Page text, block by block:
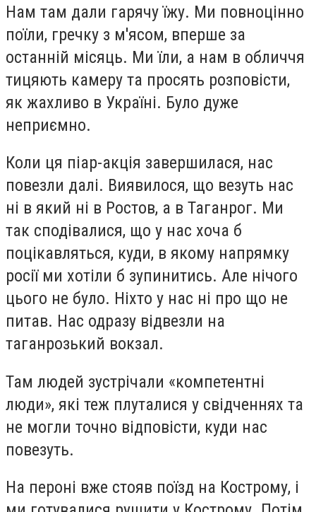
Нам там дали гарячу їжу. Ми повноцінно
поїли, гречку з м'ясом, вперше за
останній місяць. Ми їли, а нам в обличчя
тицяють камеру та просять розповісти,
як жахливо в Україні. Було дуже
неприємно.
Коли ця піар-акція завершилася, нас
повезли далі. Виявилося, що везуть нас
ні в який ні в Ростов, а в Таганрог. Ми
так сподівалися, що у нас хоча б
поцікавляться, куди, в якому напрямку
росії ми хотіли б зупинитись. Але нічого
цього не було. Ніхто у нас ні про що не
питав. Нас одразу відвезли на
таганрозький вокзал.
Там людей зустрічали «компетентні
люди», які теж плуталися у свідченнях та
не могли точно відповісти, куди нас
повезуть.
На пероні вже стояв поїзд на Кострому, і